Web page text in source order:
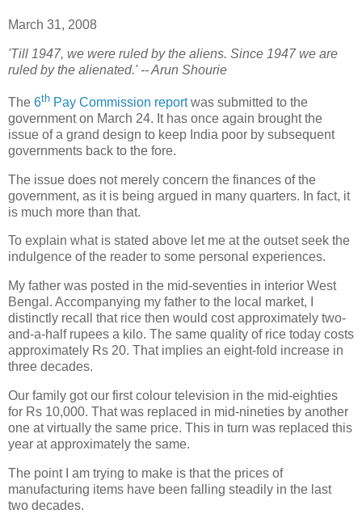
March 31, 2008
'Till 1947, we were ruled by the aliens. Since 1947 we are
ruled by the alienated.' -- Arun Shourie
The 6th Pay Commission reportwas submitted to the
government on March 24. It has once again brought the
issue of a grand design to keep India poor by subsequent
governments back to the fore.
The issue does not merely concern the finances of the
government, as it is being argued in many quarters. In fact, it
is much more than that.
To explain what is stated above let me at the outset seek the
indulgence of the reader to some personal experiences.
My father was posted in the mid-seventies in interior West
Bengal. Accompanying my father to the local market, I
distinctly recall that rice then would cost approximately two-
and-a-half rupees a kilo. The same quality of rice today costs
approximately Rs 20. That implies an eight-fold increase in
three decades.
Our family got our first colour television in the mid-eighties
for Rs 10,000. That was replaced in mid-nineties by another
one at virtually the same price. This in turn was replaced this
year at approximately the same.
The point I am trying to make is that the prices of
manufacturing items have been falling steadily in the last
two decades.